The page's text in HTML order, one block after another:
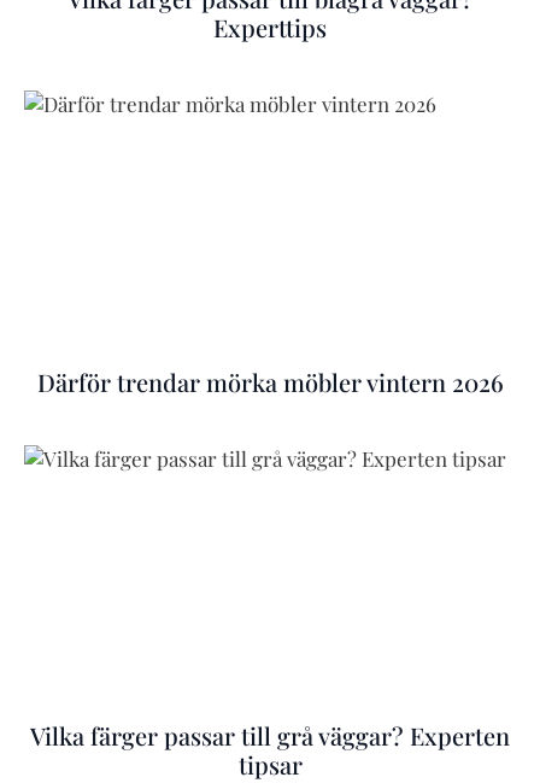
Experttips
Därför trendar mörka möbler vintern 2026
Vilka färger passar till grå väggar? Experten
tipsar